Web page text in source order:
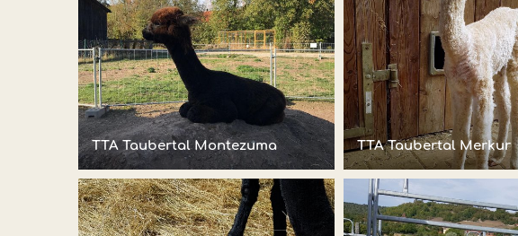
TTA Taubertal Montezuma TTA Taubertal Merkur